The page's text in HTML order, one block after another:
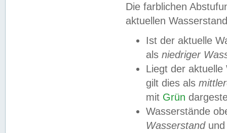
Die farblichen
aktuellen
Ist der aktuelle
als niedriger
Liegt der
gilt dies als
mit Grün
Wasserstände
Wasserstandund